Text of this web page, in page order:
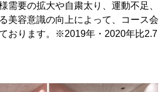
需要の拡大や自粛太り、運動不足、
美容意識の向上によって、コース会
おります。※2019年・2020年比2.7